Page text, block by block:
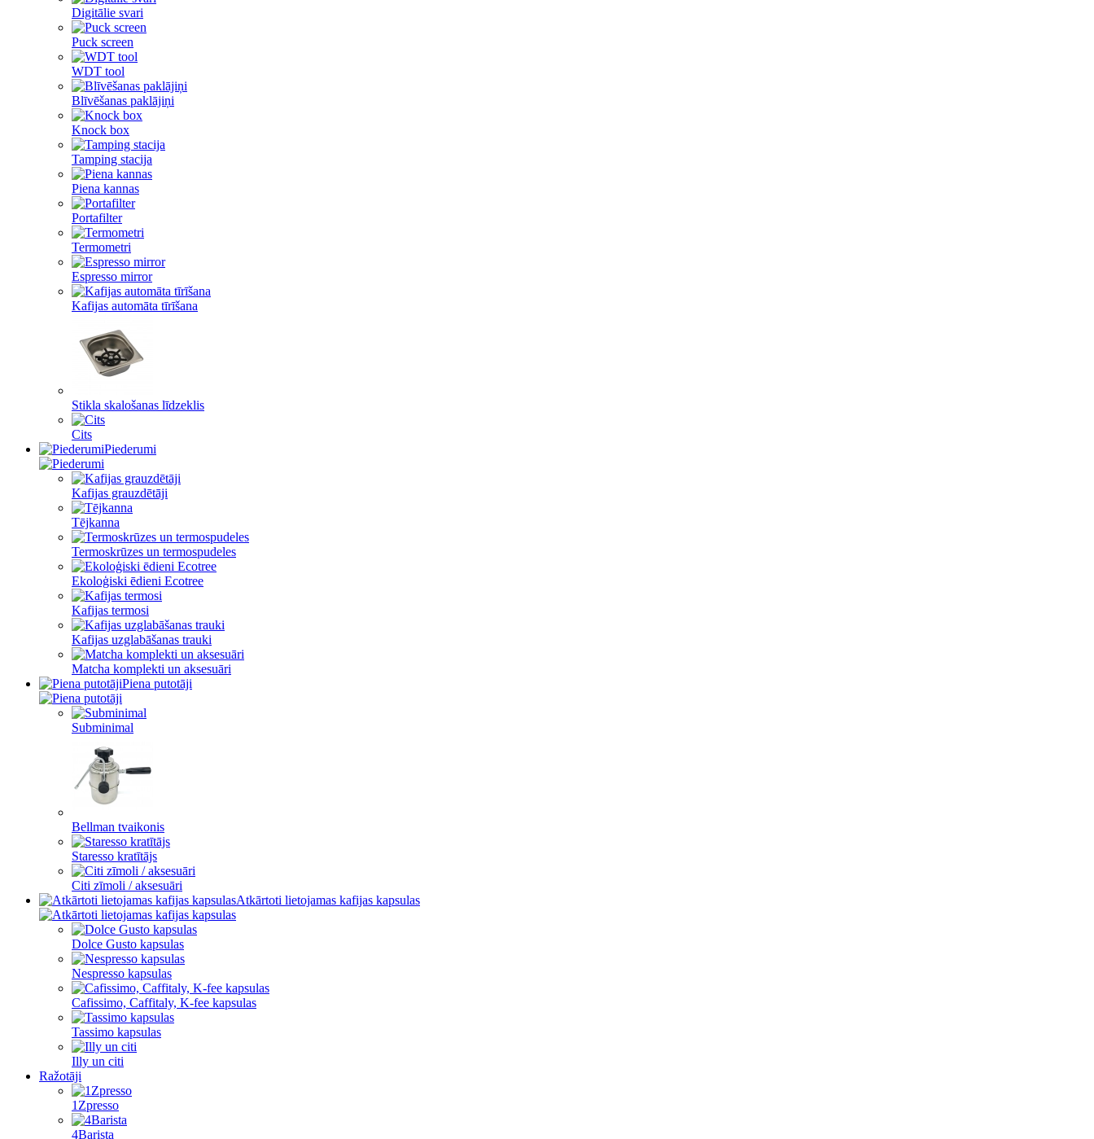
Digitālie svari
Puck screen
WDT tool
Blīvēšanas paklājiņi
Knock box
Tamping stacija
Piena kannas
Portafilter
Termometri
Espresso mirror
Kafijas automāta tīrīšana
Stikla skalošanas līdzeklis
Cits
Piederumi
Kafijas grauzdētāji
Tējkanna
Termoskrūzes un termospudeles
Ekoloģiski ēdieni Ecotree
Kafijas termosi
Kafijas uzglabāšanas trauki
Matcha komplekti un aksesuāri
Piena putotāji
Subminimal
Bellman tvaikonis
Staresso kratītājs
Citi zīmoli / aksesuāri
Atkārtoti lietojamas kafijas kapsulas
Dolce Gusto kapsulas
Nespresso kapsulas
Cafissimo, Caffitaly, K-fee kapsulas
Tassimo kapsulas
Illy un citi
Ražotāji
1Zpresso
4Barista